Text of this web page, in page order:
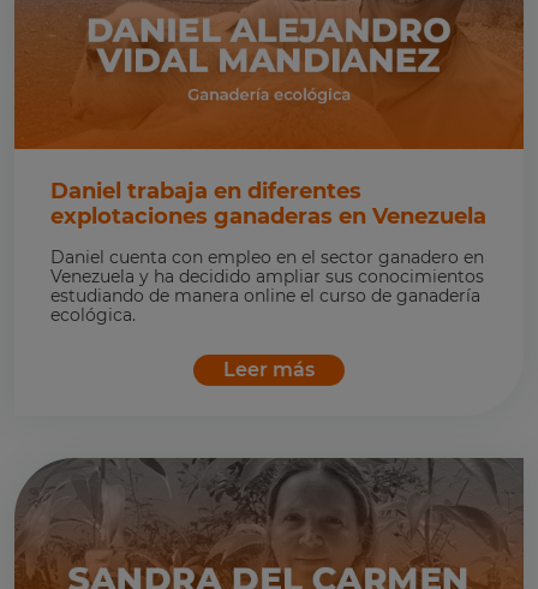
Daniel trabaja en diferentes
explotaciones ganaderas en Venezuela
Daniel cuenta con empleo en el sector ganadero en
Venezuela y ha decidido ampliar sus conocimientos
estudiando de manera online el curso de ganadería
ecológica.
Leer más